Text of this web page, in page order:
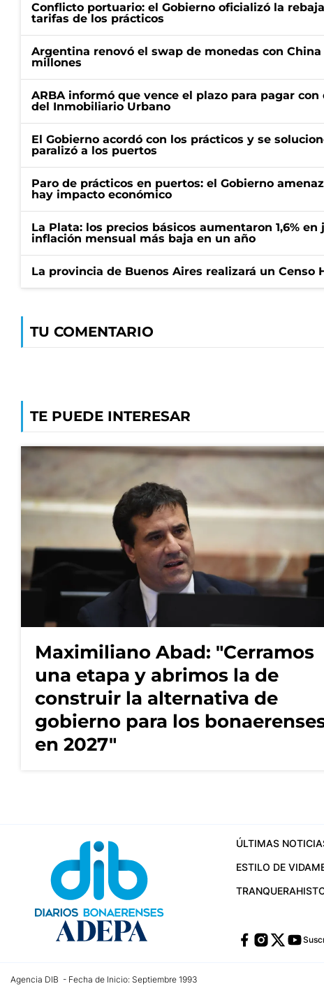
Conflicto portuario: el Gobierno oficializó la
tarifas de los prácticos
Argentina renovó el swap de monedas con China
millones
ARBA informó que vence el plazo para pagar
del Inmobiliario Urbano
El Gobierno acordó con los prácticos y se
paralizó a los puertos
Paro de prácticos en puertos: el Gobierno
hay impacto económico
La Plata: los precios básicos aumentaron 1,6%
inflación mensual más baja en un año
La provincia de Buenos Aires realizará un Censo
TU COMENTARIO
TE PUEDE INTERESAR
Maximiliano Abad: "Cerramos
una etapa y abrimos la de
construir la alternativa de
gobierno para los
en 2027"
ÚLTIMAS
ESTILO DE VIDA
TRANQUERA
Agencia DIB - Fecha de Inicio: Septiembre 1993